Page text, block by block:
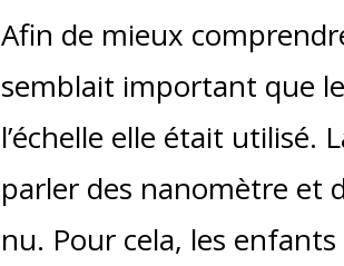
Afin de mieux
semblait important que
l’échelle elle était
parler des nanomètre et
nu. Pour cela, les